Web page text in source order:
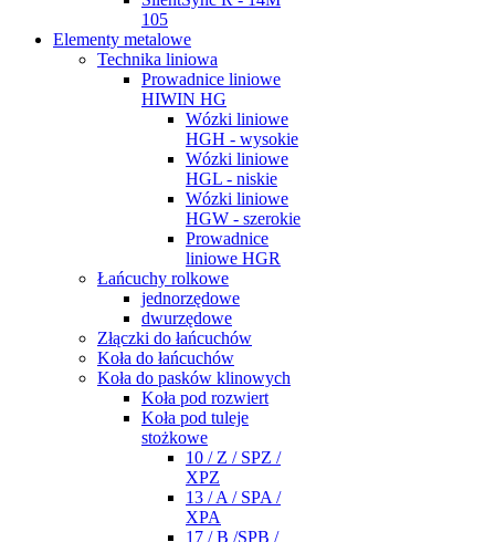
105
Elementy metalowe
Technika liniowa
Prowadnice liniowe
HIWIN HG
Wózki liniowe
HGH - wysokie
Wózki liniowe
HGL - niskie
Wózki liniowe
HGW - szerokie
Prowadnice
liniowe HGR
Łańcuchy rolkowe
jednorzędowe
dwurzędowe
Złączki do łańcuchów
Koła do łańcuchów
Koła do pasków klinowych
Koła pod rozwiert
Koła pod tuleje
stożkowe
10 / Z / SPZ /
XPZ
13 / A / SPA /
XPA
17 / B /SPB /